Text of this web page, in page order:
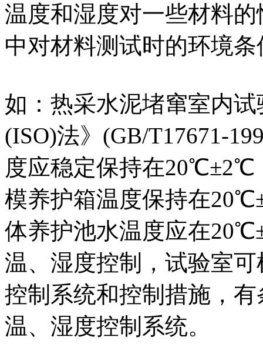
温度和湿度对一些材料
中对材料测试时的环境
如：热采水泥堵窜室内
(ISO)法》(GB/T17671-
度应稳定保持在20℃±2℃
模养护箱温度保持在
体养护池水温度应在
温、湿度控制，试验室
控制系统和控制措施，
温、湿度控制系统。